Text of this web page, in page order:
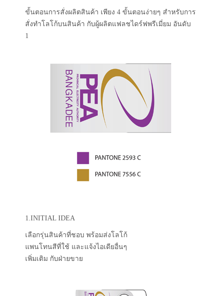
ขั้นตอนการสั่งผลิตสินค้า เพียง 4 ขั้นตอนง่ายๆ สำหรับการ
สั่งทำโลโก้บนสินค้า กับผู้ผลิตแฟลชไดร์ฟพรีเมี่ยม อันดับ
1
1.INITIAL IDEA
เลือกรุ่นสินค้าที่ชอบ พร้อมส่งโลโก้
แพนโทนสีที่ใช้ และแจ้งไอเดียอื่นๆ
เพิ่มเติม กับฝ่ายขาย